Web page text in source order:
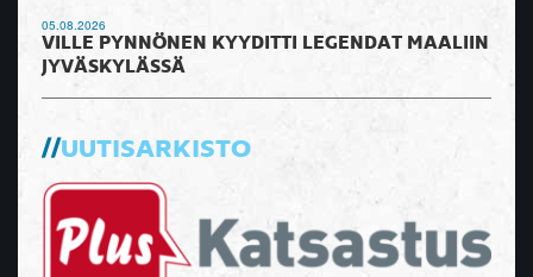
05.08.2026
VILLE PYNNÖNEN KYYDITTI LEGENDAT MAALIIN
JYVÄSKYLÄSSÄ
UUTISARKISTO